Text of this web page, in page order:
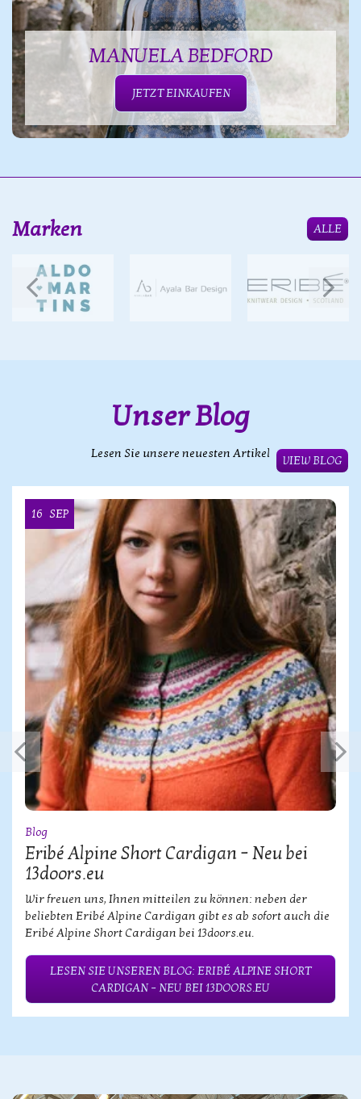
MANUELA BEDFORD
JETZT EINKAUFEN
Marken ALLE
Unser Blog
Lesen Sie unsere neuesten Artikel
VIEW BLOG
16 SEP
Blog
Eribé Alpine Short Cardigan – Neu bei
13doors.eu
Wir freuen uns, Ihnen mitteilen zu können: neben der
beliebten Eribé Alpine Cardigan gibt es ab sofort auch die
Eribé Alpine Short Cardigan bei 13doors.eu.
LESEN SIE UNSEREN BLOG: ERIBÉ ALPINE SHORT
CARDIGAN – NEU BEI 13DOORS.EU